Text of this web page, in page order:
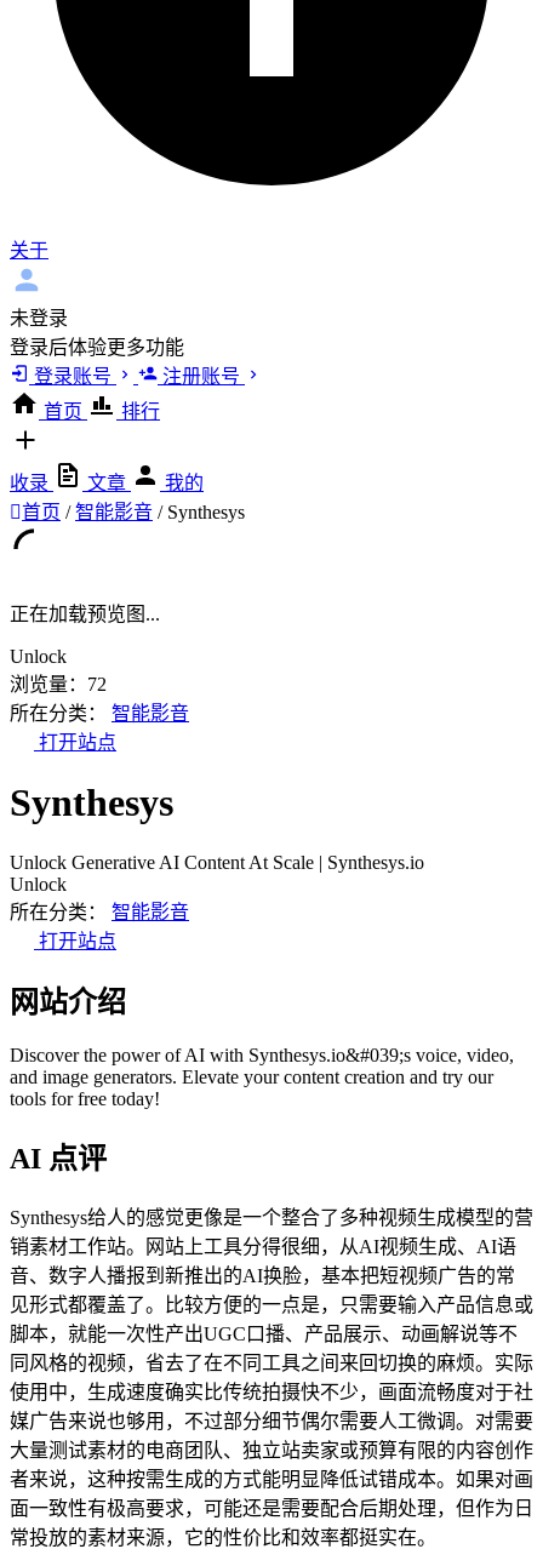
关于
未登录
登录后体验更多功能
登录账号
注册账号
首页
排行
收录 文章
我的
首页 / 智能影音 / Synthesys
正在加载预览图...
Unlock
浏览量：72
所在分类：
智能影音
打开站点
Synthesys
Unlock Generative AI Content At Scale | Synthesys.io
Unlock
所在分类：
智能影音
打开站点
网站介绍
Discover the power of AI with Synthesys.io&#039;s voice, video,
and image generators. Elevate your content creation and try our
tools for free today!
AI 点评
Synthesys给人的感觉更像是一个整合了多种视频生成模型的营
销素材工作站。网站上工具分得很细，从AI视频生成、AI语
音、数字人播报到新推出的AI换脸，基本把短视频广告的常
见形式都覆盖了。比较方便的一点是，只需要输入产品信息或
脚本，就能一次性产出UGC口播、产品展示、动画解说等不
同风格的视频，省去了在不同工具之间来回切换的麻烦。实际
使用中，生成速度确实比传统拍摄快不少，画面流畅度对于社
媒广告来说也够用，不过部分细节偶尔需要人工微调。对需要
大量测试素材的电商团队、独立站卖家或预算有限的内容创作
者来说，这种按需生成的方式能明显降低试错成本。如果对画
面一致性有极高要求，可能还是需要配合后期处理，但作为日
常投放的素材来源，它的性价比和效率都挺实在。